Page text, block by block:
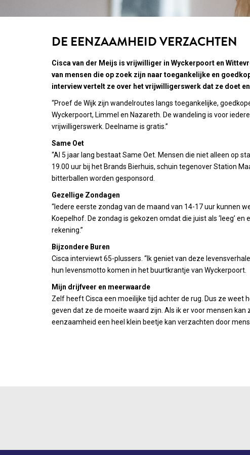
DE EENZAAMHEID VERZACHTEN
Cisca van der Meijs is vrijwilliger in Wyckerpoort en
van mensen die op zoek zijn naar toegankelijke en
interview vertelt ze over het vrijwilligerswerk dat ze doet
“Proef de Wijk zijn wandelroutes langs toegankelijke,
Wyckerpoort, Limmel en Nazareth. De wandeling is voor
vrijwilligerswerk. Deelname is gratis.”
Same Oet
“Al 5 jaar lang bestaat Same Oet. Mensen die niet alleen op
19.00 uur bij het Brands Bierhuis, schuin tegenover Station
bitterballen worden gesponsord.
Gezellige Zondagen
“Iedere eerste zondag van de maand van 14-17 uur kunnen
Koepelhof. De zondag is gekozen omdat die juist als ‘leeg’
rekening.”
Bijzondere Buren
Cisca interviewt 65-plussers. “Ik geniet van deze
hun levensmotto komen in het buurtkrantje van Wyckerpoort.
Mijn drijfveer en meerwaarde
Zelf heeft Cisca een moeilijke tijd achter de rug. Dus ze weet
geven dat ze de moeite waard zijn. Als ik er voor mensen
eenzaamheid een heel klein beetje kan verzachten door